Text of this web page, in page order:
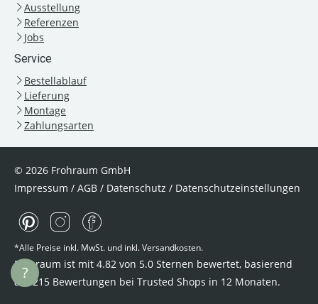
Ausstellung
Referenzen
Jobs
Service
Bestellablauf
Lieferung
Montage
Zahlungsarten
© 2026 Frohraum GmbH
Impressum / AGB / Datenschutz / Datenschutzeinstellungen
*Alle Preise inkl. MwSt. und inkl. Versandkosten.
Frohraum ist mit 4.82 von 5.0 Sternen bewertet, basierend
auf215 Bewertungen bei Trusted Shops in 12 Monaten.
?